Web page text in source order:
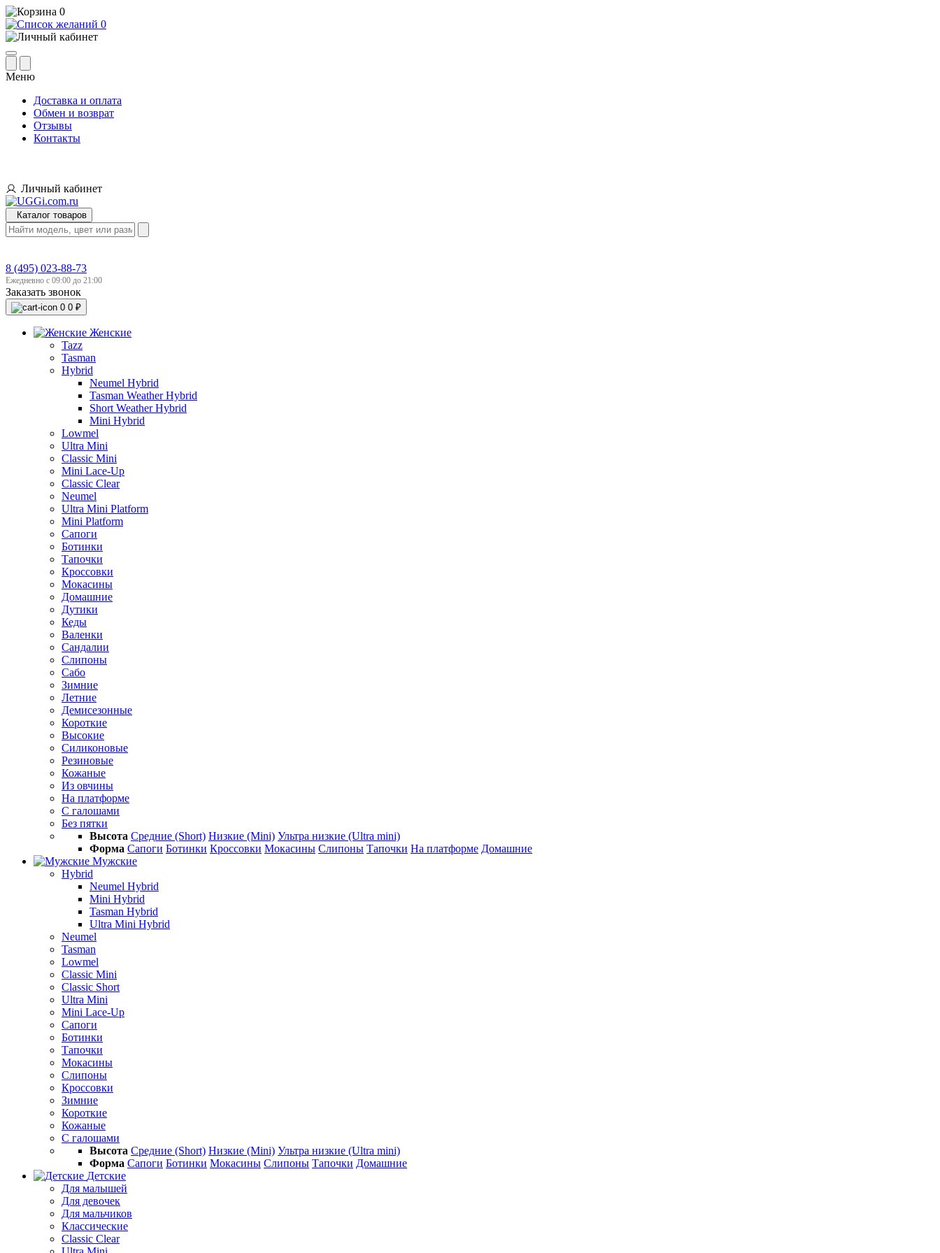
0
0
Меню
Доставка и оплата
Обмен и возврат
Отзывы
Контакты
Личный кабинет
Каталог товаров
8 (495) 023-88-73
Ежедневно с 09:00 до 21:00
Заказать звонок
0 0 ₽
Женские
Tazz
Tasman
Hybrid
Neumel Hybrid
Tasman Weather Hybrid
Short Weather Hybrid
Mini Hybrid
Lowmel
Ultra Mini
Classic Mini
Mini Lace-Up
Classic Clear
Neumel
Ultra Mini Platform
Mini Platform
Сапоги
Ботинки
Тапочки
Кроссовки
Мокасины
Домашние
Дутики
Кеды
Валенки
Сандалии
Слипоны
Сабо
Зимние
Летние
Демисезонные
Короткие
Высокие
Силиконовые
Резиновые
Кожаные
Из овчины
На платформе
С галошами
Без пятки
Высота Средние (Short) Низкие (Mini) Ультра низкие (Ultra mini)
Форма Сапоги Ботинки Кроссовки Мокасины Слипоны Тапочки На платформе Домашние
Мужские
Hybrid
Neumel Hybrid
Mini Hybrid
Tasman Hybrid
Ultra Mini Hybrid
Neumel
Tasman
Lowmel
Classic Mini
Classic Short
Ultra Mini
Mini Lace-Up
Сапоги
Ботинки
Тапочки
Мокасины
Слипоны
Кроссовки
Зимние
Короткие
Кожаные
С галошами
Высота Средние (Short) Низкие (Mini) Ультра низкие (Ultra mini)
Форма Сапоги Ботинки Мокасины Слипоны Тапочки Домашние
Детские
Для малышей
Для девочек
Для мальчиков
Классические
Classic Clear